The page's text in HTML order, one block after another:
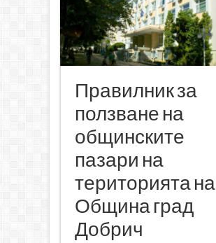
Правилник за
ползване на
общинските
пазари на
територията на
Община град
Добрич